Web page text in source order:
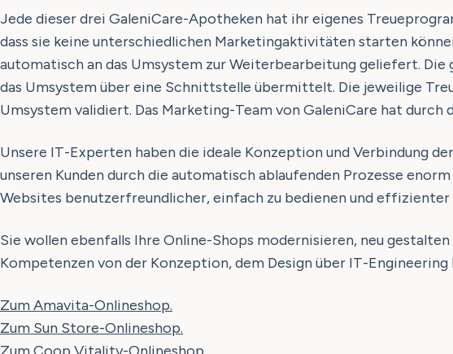
Jede dieser drei GaleniCare-Apotheken hat ihr eigenes
dass sie keine unterschiedlichen Marketingaktivitäten starten
automatisch an das Umsystem zur Weiterbearbeitung geliefert.
das Umsystem über eine Schnittstelle übermittelt. Die jeweilige
Umsystem validiert. Das Marketing-Team von GaleniCare hat
Unsere IT-Experten haben die ideale Konzeption und Verbindung
unseren Kunden durch die automatisch ablaufenden Prozesse
Websites benutzerfreundlicher, einfach zu bedienen und effizienter
Sie wollen ebenfalls Ihre Online-Shops modernisieren, neu
Kompetenzen von der Konzeption, dem Design über IT-Engineering
Zum Amavita-Onlineshop.
Zum Sun Store-Onlineshop.